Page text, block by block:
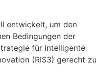
entwickelt, um den
Bedingungen der
für intelligente
(RIS3) gerecht zu